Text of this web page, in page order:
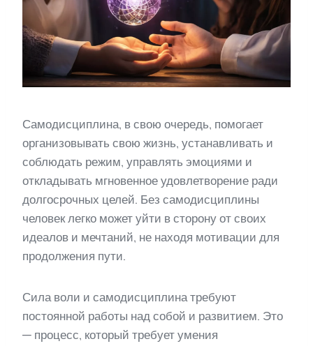
Самодисциплина, в свою очередь, помогает
организовывать свою жизнь, устанавливать и
соблюдать режим, управлять эмоциями и
откладывать мгновенное удовлетворение ради
долгосрочных целей. Без самодисциплины
человек легко может уйти в сторону от своих
идеалов и мечтаний, не находя мотивации для
продолжения пути.
Сила воли и самодисциплина требуют
постоянной работы над собой и развитием. Это
— процесс, который требует умения